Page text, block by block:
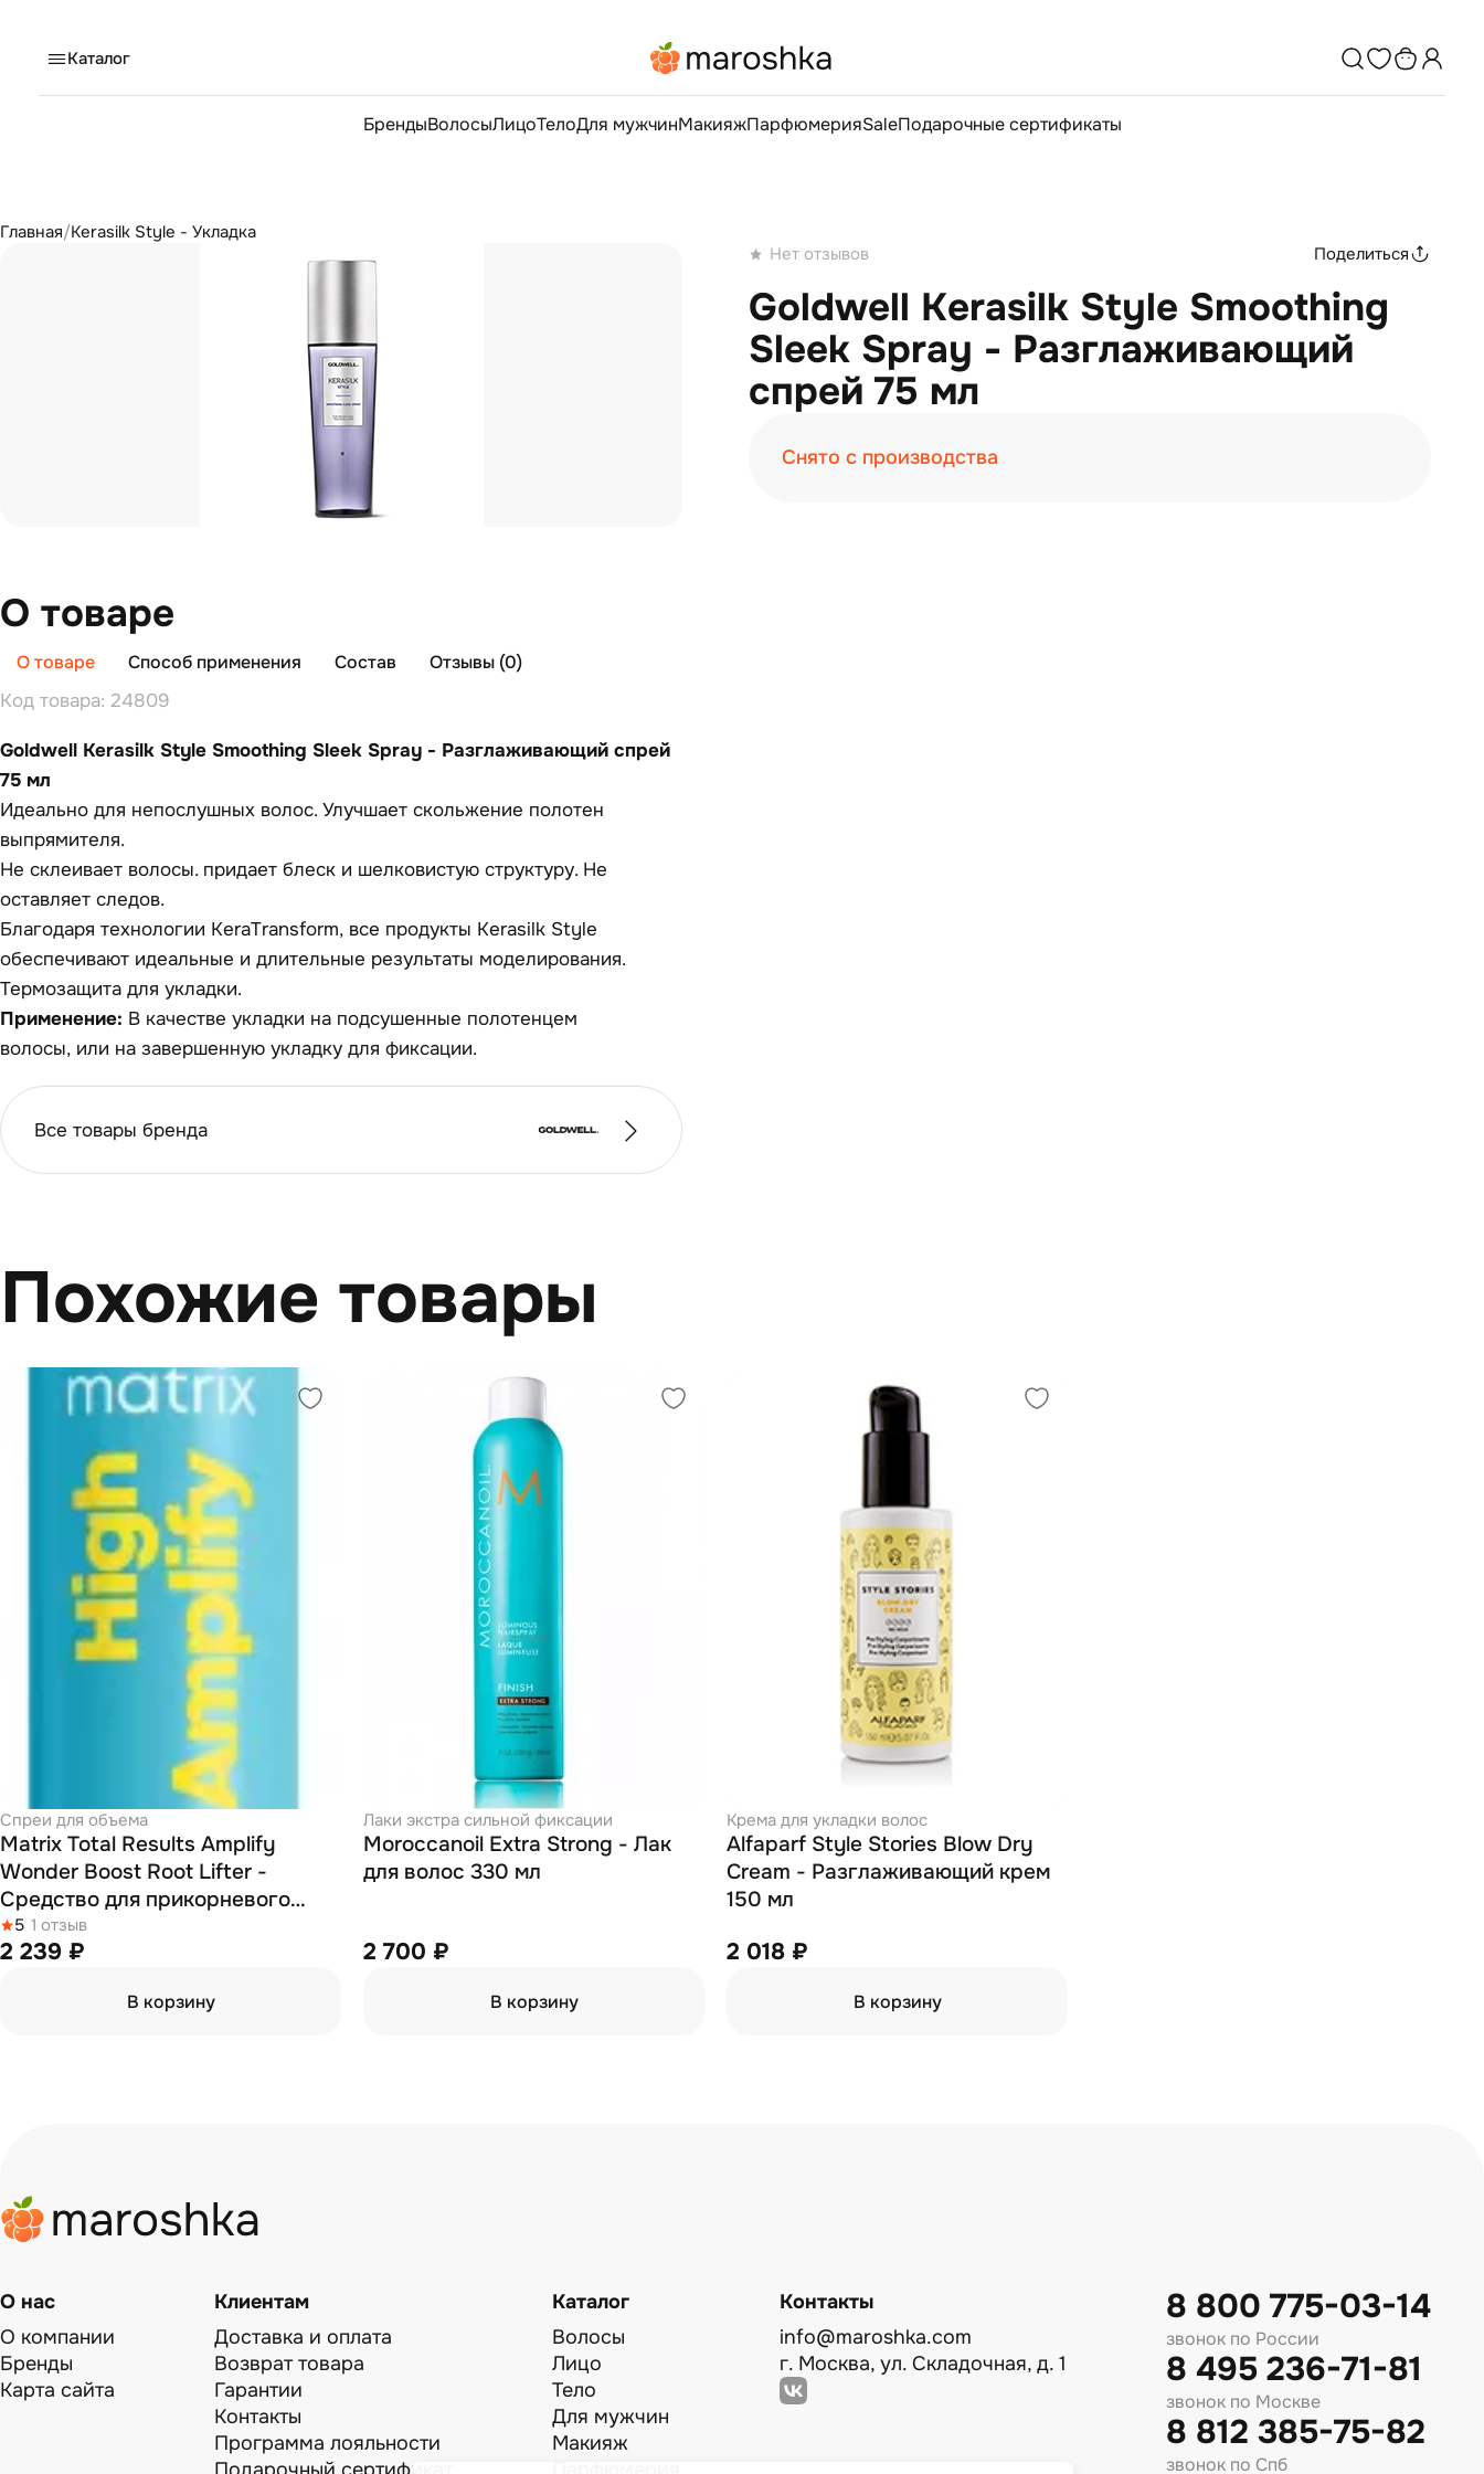
Каталог
БрендыВолосыЛицоТелоДля мужчинМакияжПарфюмерияSaleПодарочные сертификаты
Главная/Kerasilk Style - Укладка
Нет отзывов
Поделиться
Goldwell Kerasilk Style Smoothing
Sleek Spray - Разглаживающий
спрей 75 мл
Снято с производства
О товаре
О товаре Способ применения Состав
Отзывы (0)
Код товара: 24809
Goldwell Kerasilk Style Smoothing Sleek Spray - Разглаживающий спрей
75 мл
Идеально для непослушных волос. Улучшает скольжение полотен
выпрямителя.
Не склеивает волосы. придает блеск и шелковистую структуру. Не
оставляет следов.
Благодаря технологии KeraTransform, все продукты Kerasilk Style
обеспечивают идеальные и длительные результаты моделирования.
Термозащита для укладки.
Применение: В качестве укладки на подсушенные полотенцем
волосы, или на завершенную укладку для фиксации.
Все товары бренда
Похожие товары
Спреи для объема
Matrix Total Results Amplify
Wonder Boost Root Lifter -
Средство для прикорневого
объема 250 мл
5 1 отзыв
2 239 ₽
В корзину
Лаки экстра сильной фиксации
Moroccanoil Extra Strong - Лак
для волос 330 мл
2 700 ₽
В корзину
Крема для укладки волос
Alfaparf Style Stories Blow Dry
Cream - Разглаживающий крем
150 мл
2 018 ₽
В корзину
О нас
О компании
Бренды
Карта сайта
Клиентам
Доставка и оплата
Возврат товара
Гарантии
Контакты
Программа лояльности
Каталог
Волосы
Лицо
Тело
Для мужчин
Макияж
Контакты
info@maroshka.com
г. Москва, ул. Складочная, д. 1
8 800 775-03-14
звонок по России
8 495 236-71-81
звонок по Москве
8 812 385-75-82
звонок по Спб